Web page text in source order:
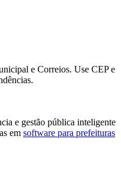
e Correios. Use CEP e
e gestão pública inteligente
em software para prefeituras